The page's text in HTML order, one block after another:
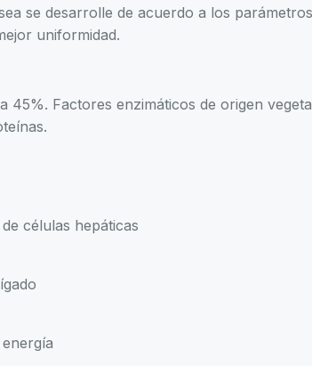
se desarrolle de acuerdo a los
uniformidad.
45%. Factores enzimáticos de origen
células hepáticas